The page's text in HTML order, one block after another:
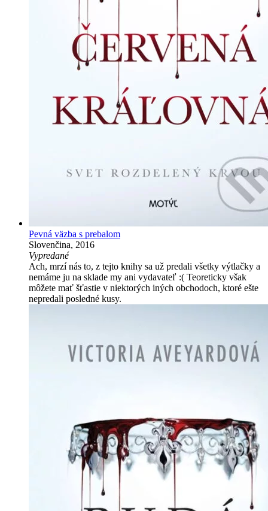
Pevná väzba s prebalom
Slovenčina, 2016
Vypredané
Ach, mrzí nás to, z tejto knihy sa už predali všetky výtlačky a
nemáme ju na sklade my ani vydavateľ :( Teoreticky však
môžete mať šťastie v niektorých iných obchodoch, ktoré ešte
nepredali posledné kusy.